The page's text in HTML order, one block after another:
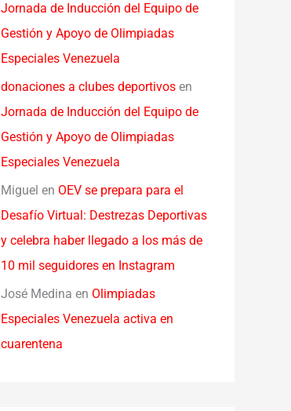
Jornada de Inducción del Equipo de
Gestión y Apoyo de Olimpiadas
Especiales Venezuela
donaciones a clubes deportivos en
Jornada de Inducción del Equipo de
Gestión y Apoyo de Olimpiadas
Especiales Venezuela
Miguel en OEV se prepara para el
Desafío Virtual: Destrezas Deportivas
y celebra haber llegado a los más de
10 mil seguidores en Instagram
José Medina en Olimpiadas
Especiales Venezuela activa en
cuarentena